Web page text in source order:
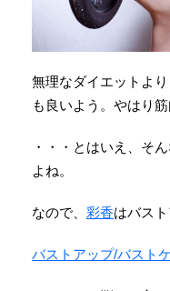
無理なダイエットよ
も良いよう。やはり筋
・・・とはいえ、そ
よね。
なので、 彩香はバス
バストアップ/バスト